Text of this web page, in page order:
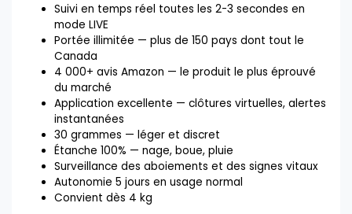
Suivi en temps réel toutes les 2-3 secondes en
mode LIVE
Portée illimitée — plus de 150 pays dont tout le
Canada
4 000+ avis Amazon — le produit le plus éprouvé
du marché
Application excellente — clôtures virtuelles, alertes
instantanées
30 grammes — léger et discret
Étanche 100% — nage, boue, pluie
Surveillance des aboiements et des signes vitaux
Autonomie 5 jours en usage normal
Convient dès 4 kg